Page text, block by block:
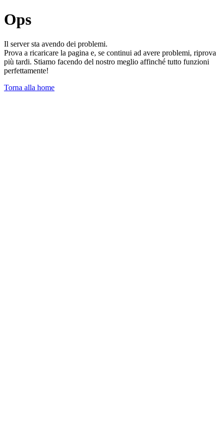
Ops
Il server sta avendo dei problemi.
Prova a ricaricare la pagina e, se continui ad avere problemi, riprova
più tardi. Stiamo facendo del nostro meglio affinché tutto funzioni
perfettamente!
Torna alla home